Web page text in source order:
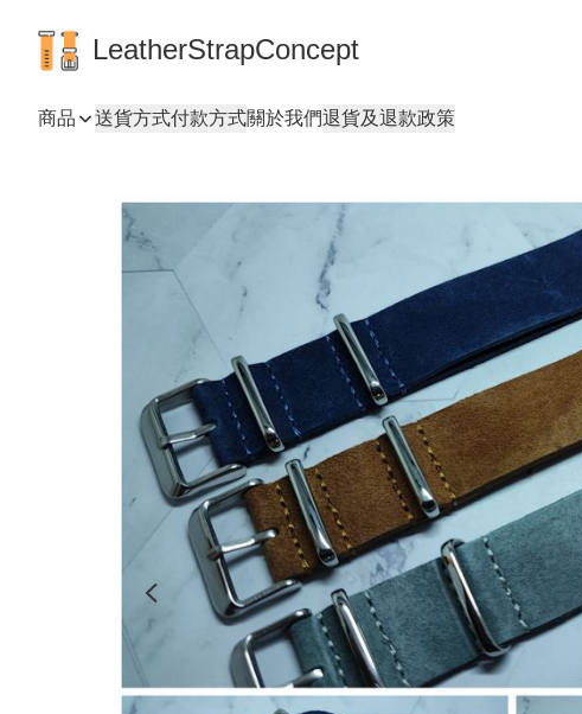
LeatherStrapConcept
商品 送貨方式付款方式關於我們退貨及退款政策